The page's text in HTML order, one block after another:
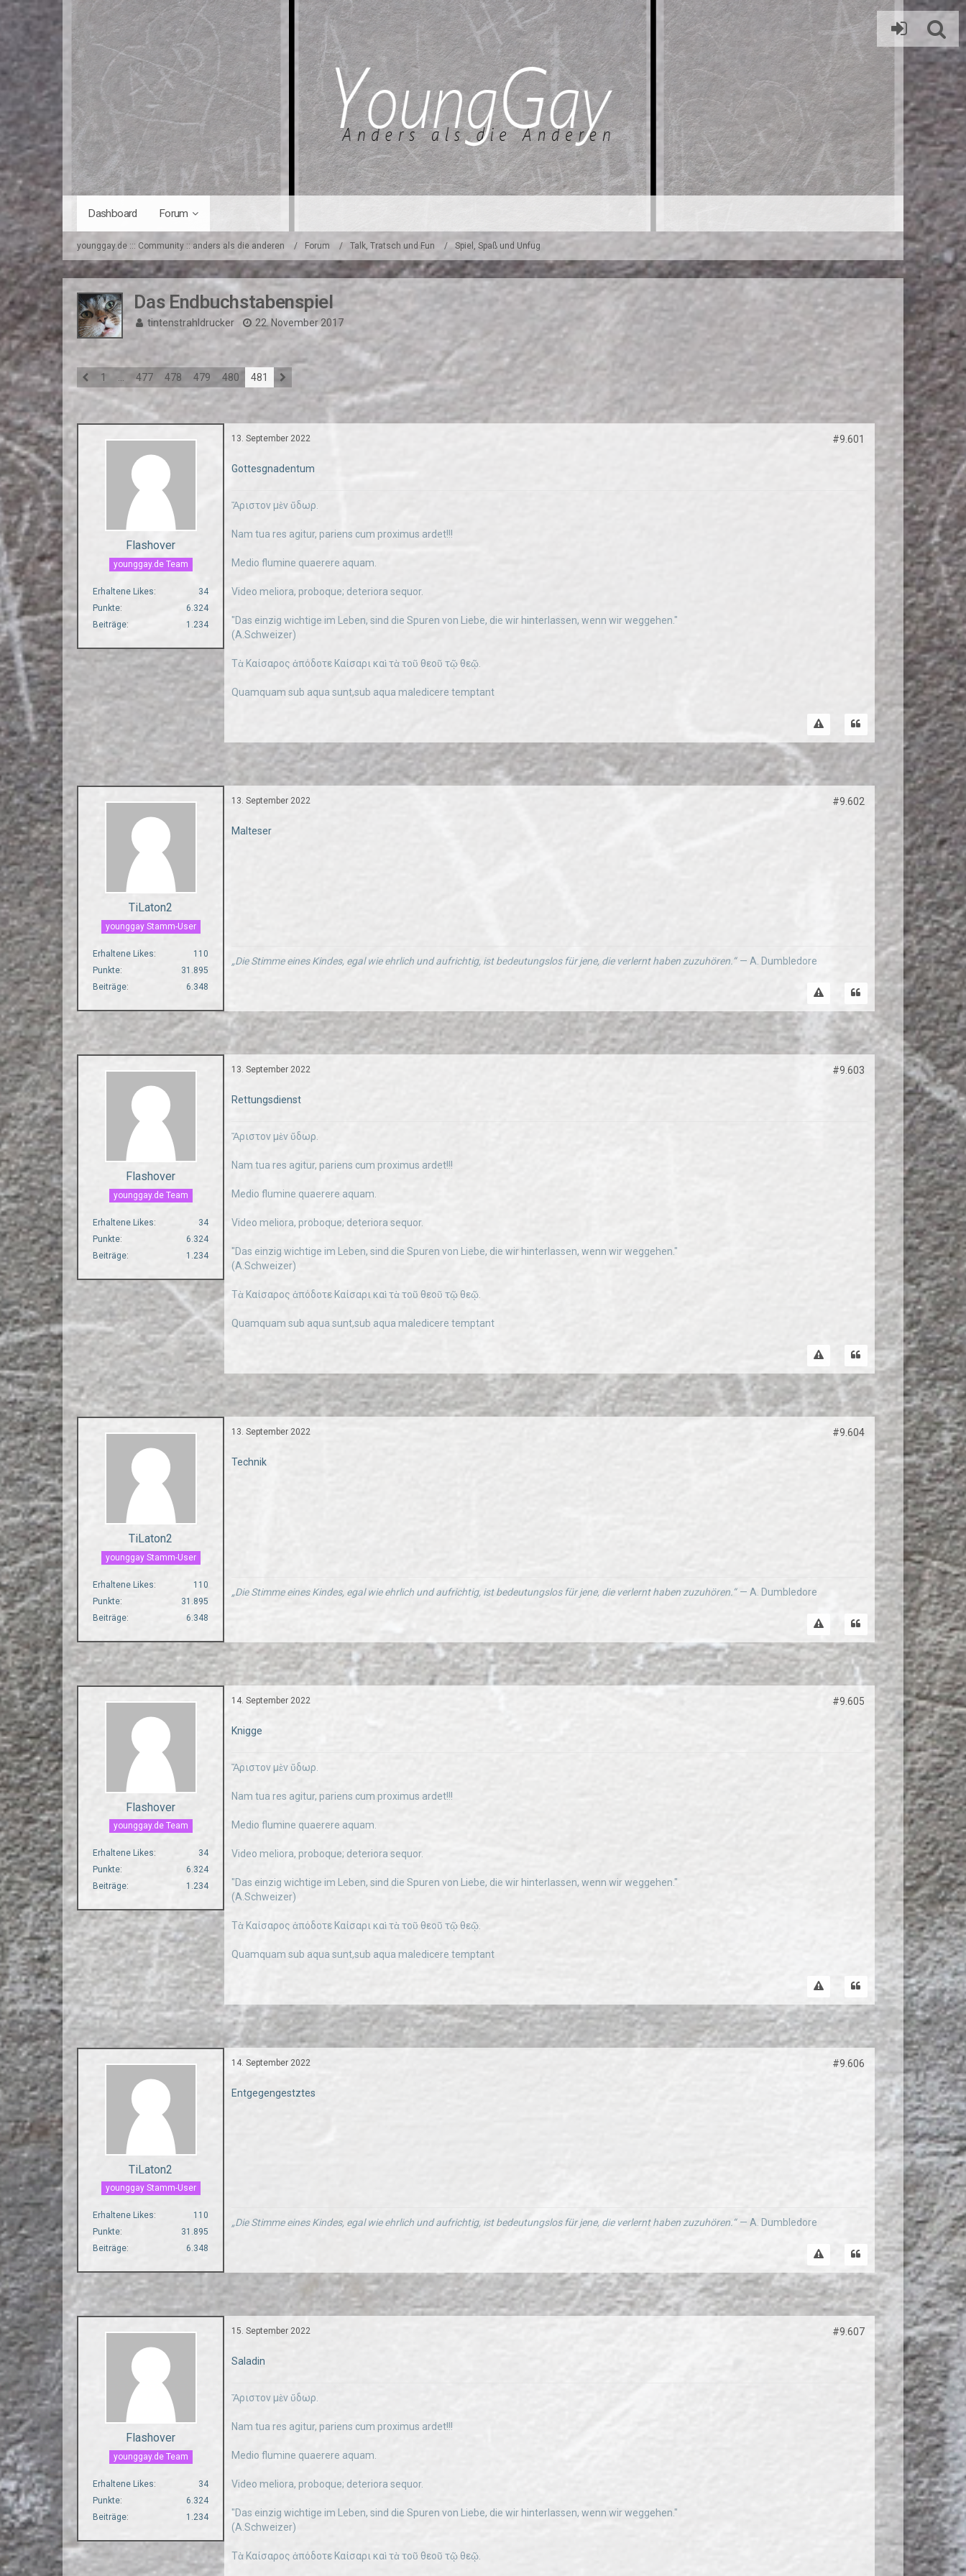
Dashboard Forum
younggay.de ::: Community :: anders als die anderen Forum Talk, Tratsch und Fun Spiel, Spaß und Unfug
Das Endbuchstabenspiel
tintenstrahldrucker 22. November 2017
1 477 478 479 480 481
Flashover
younggay.de Team
Erhaltene Likes
34
Punkte
6.324
Beiträge
1.234
13. September 2022 #9.601
Gottesgnadentum
Ἄριστον μὲν ὕδωρ.
Nam tua res agitur, pariens cum proximus ardet!!!
Medio flumine quaerere aquam.
Video meliora, proboque; deteriora sequor.
"Das einzig wichtige im Leben, sind die Spuren von Liebe, die wir hinterlassen, wenn wir weggehen."
(A.Schweizer)
Τὰ Καίσαρος ἀπόδοτε Καίσαρι καὶ τὰ τοῦ θεοῦ τῷ θεῷ.
Quamquam sub aqua sunt,sub aqua maledicere temptant
TiLaton2
younggay Stamm-User
Erhaltene Likes
110
Punkte
31.895
Beiträge
6.348
13. September 2022 #9.602
Malteser
„Die Stimme eines Kindes, egal wie ehrlich und aufrichtig, ist bedeutungslos für jene, die verlernt haben zuzuhören.“ — A. Dumbledore
Flashover
younggay.de Team
Erhaltene Likes
34
Punkte
6.324
Beiträge
1.234
13. September 2022 #9.603
Rettungsdienst
Ἄριστον μὲν ὕδωρ.
Nam tua res agitur, pariens cum proximus ardet!!!
Medio flumine quaerere aquam.
Video meliora, proboque; deteriora sequor.
"Das einzig wichtige im Leben, sind die Spuren von Liebe, die wir hinterlassen, wenn wir weggehen."
(A.Schweizer)
Τὰ Καίσαρος ἀπόδοτε Καίσαρι καὶ τὰ τοῦ θεοῦ τῷ θεῷ.
Quamquam sub aqua sunt,sub aqua maledicere temptant
TiLaton2
younggay Stamm-User
Erhaltene Likes
110
Punkte
31.895
Beiträge
6.348
13. September 2022 #9.604
Technik
„Die Stimme eines Kindes, egal wie ehrlich und aufrichtig, ist bedeutungslos für jene, die verlernt haben zuzuhören.“ — A. Dumbledore
Flashover
younggay.de Team
Erhaltene Likes
34
Punkte
6.324
Beiträge
1.234
14. September 2022 #9.605
Knigge
Ἄριστον μὲν ὕδωρ.
Nam tua res agitur, pariens cum proximus ardet!!!
Medio flumine quaerere aquam.
Video meliora, proboque; deteriora sequor.
"Das einzig wichtige im Leben, sind die Spuren von Liebe, die wir hinterlassen, wenn wir weggehen."
(A.Schweizer)
Τὰ Καίσαρος ἀπόδοτε Καίσαρι καὶ τὰ τοῦ θεοῦ τῷ θεῷ.
Quamquam sub aqua sunt,sub aqua maledicere temptant
TiLaton2
younggay Stamm-User
Erhaltene Likes
110
Punkte
31.895
Beiträge
6.348
14. September 2022 #9.606
Entgegengestztes
„Die Stimme eines Kindes, egal wie ehrlich und aufrichtig, ist bedeutungslos für jene, die verlernt haben zuzuhören.“ — A. Dumbledore
Flashover
younggay.de Team
Erhaltene Likes
34
Punkte
6.324
Beiträge
1.234
15. September 2022 #9.607
Saladin
Ἄριστον μὲν ὕδωρ.
Nam tua res agitur, pariens cum proximus ardet!!!
Medio flumine quaerere aquam.
Video meliora, proboque; deteriora sequor.
"Das einzig wichtige im Leben, sind die Spuren von Liebe, die wir hinterlassen, wenn wir weggehen."
(A.Schweizer)
Τὰ Καίσαρος ἀπόδοτε Καίσαρι καὶ τὰ τοῦ θεοῦ τῷ θεῷ.